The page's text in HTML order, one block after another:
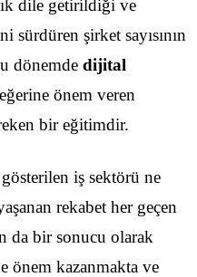
dile getirildiği ve
sürdüren şirket sayısının
dönemde dijital
önem veren
bir eğitimdir.
iş sektörü ne
rekabet her geçen
da bir sonucu olarak
önem kazanmakta ve